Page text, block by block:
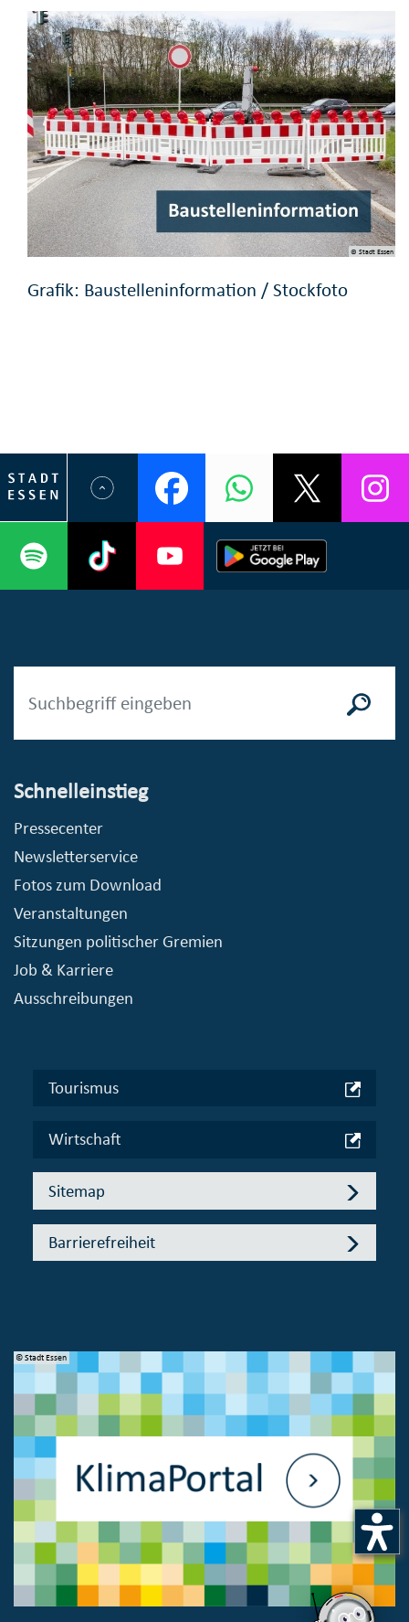
© Stadt Essen
Grafik: Baustelleninformation / Stockfoto
Schnelleinstieg
Pressecenter
Newsletterservice
Fotos zum Download
Veranstaltungen
Sitzungen politischer Gremien
Job & Karriere
Ausschreibungen
Tourismus
Wirtschaft
Sitemap
Barrierefreiheit
© Stadt Essen